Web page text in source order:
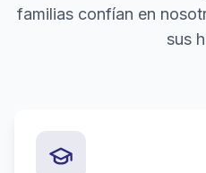
familias confían en
sus